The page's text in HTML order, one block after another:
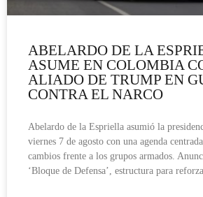
ABELARDO DE LA
ASUME EN COLOMBIA
ALIADO DE TRUMP EN
CONTRA EL NARCO
Abelardo de la Espriella asumió la
viernes 7 de agosto con una agenda
cambios frente a los grupos armados.
‘Bloque de Defensa’, estructura para